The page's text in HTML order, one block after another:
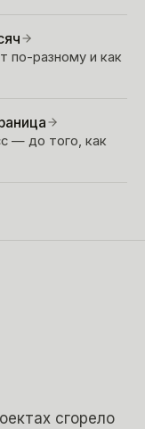
по-разному и как
— до того, как
сгорело